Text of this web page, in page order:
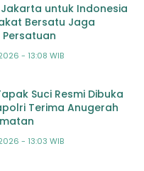
untuk Indonesia
Bersatu Jaga
- 13:08 WIB
Suci Resmi Dibuka
Terima Anugerah
- 13:03 WIB